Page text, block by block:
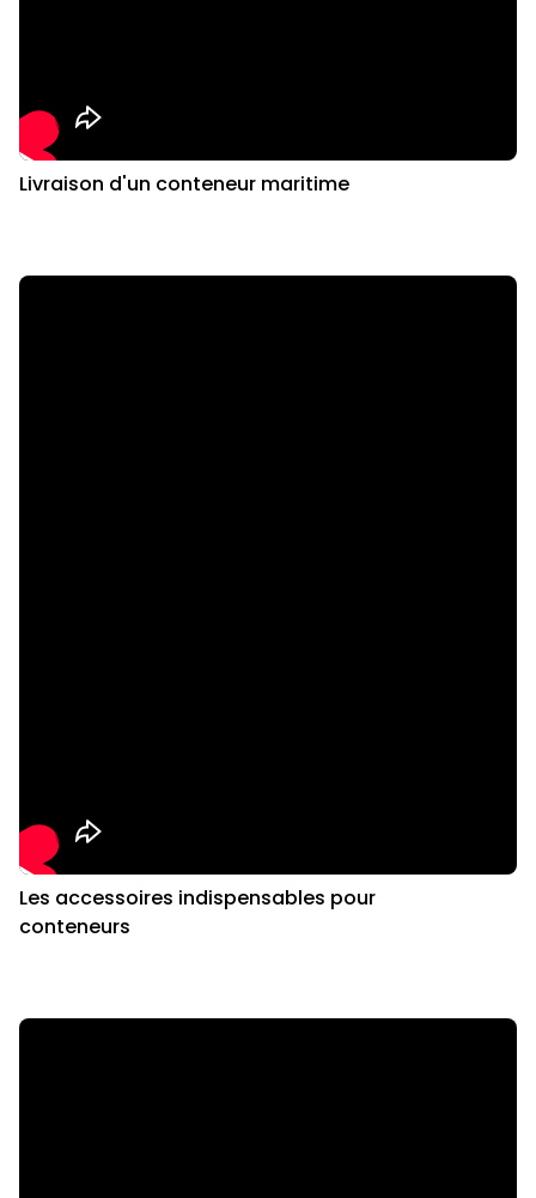
Livraison d'un conteneur maritime
Les accessoires indispensables pour
conteneurs